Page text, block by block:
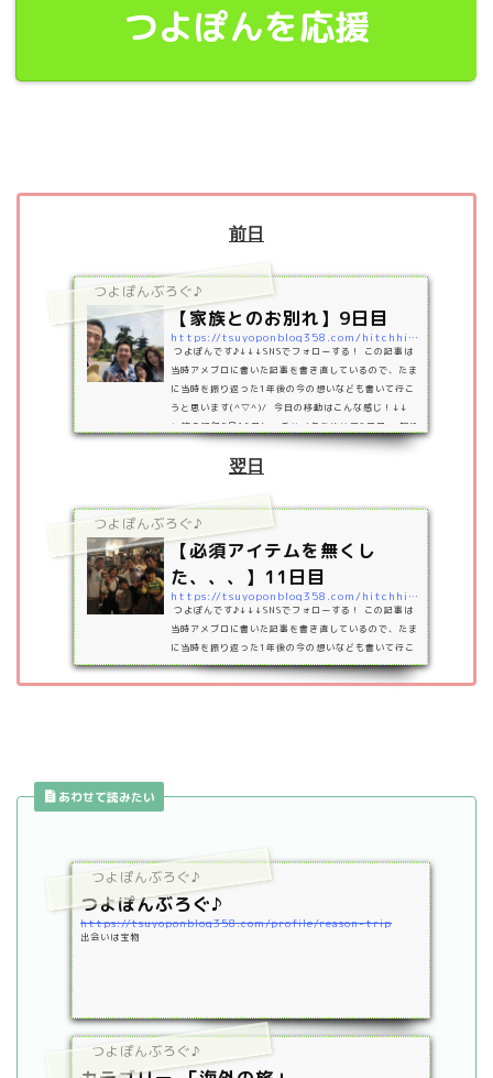
つよぽんを応援
前日
つよぽんぶろぐ♪
【家族とのお別れ】9日目
https://tsuyoponblog358.com/hitchhike9
つよぽんです♪↓↓↓SNSでフォローする！ この記事は
当時アメブロに書いた記事を書き直しているので、たま
に当時を振り返った1年後の今の想いなども書いて行こ
うと思います(^▽^)/ 今日の移動はこんな感じ！↓↓
↓ 旅の記録5月16日ヒッチハイクを始めて9日目。 知り
合ったばかりにも関わらず3泊もさせて頂いた永野家と
のお別れの日がやってきました(´；ω；`) この日が奥さ
にそのまま京都へ♪&nbsp…
翌日
つよぽんぶろぐ♪
【必須アイテムを無くし
た、、、】11日目
https://tsuyoponblog358.com/hitchhike11
つよぽんです♪↓↓↓SNSでフォローする！ この記事は
当時アメブロに書いた記事を書き直しているので、たま
に当時を振り返った1年後の今の想いなども書いて行こ
うと思います(^▽^)/ 今日の移動はこんな感じ！↓↓
↓ 旅の記録5月18日前日は大阪のバンドの方々の練習場
あわせて読みたい
つよぽんぶろぐ♪
つよぽんぶろぐ♪
https://tsuyoponblog358.com/profile/reason-trip
出会いは宝物
つよぽんぶろぐ♪